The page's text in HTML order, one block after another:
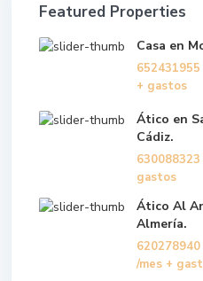
Featured Properties
Casa en
652431955
+ gastos
Ático en
Cádiz.
gastos
Ático Al
Almería.
620278940
/mes +